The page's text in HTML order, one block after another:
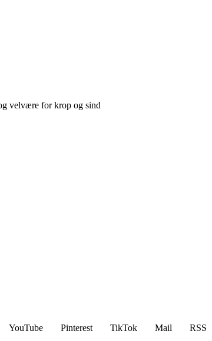
velvære for krop og sind
YouTube Pinterest TikTok Mail
RSS